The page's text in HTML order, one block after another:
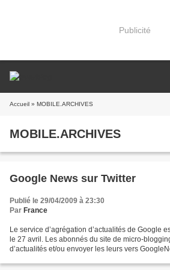
Publicité
Accueil » MOBILE.ARCHIVES
MOBILE.ARCHIVES
Google News sur Twitter
Publié le 29/04/2009 à 23:30
Par France
Le service d’agrégation d’actualités de Google
le 27 avril. Les abonnés du site de micro-
d’actualités et/ou envoyer les leurs vers